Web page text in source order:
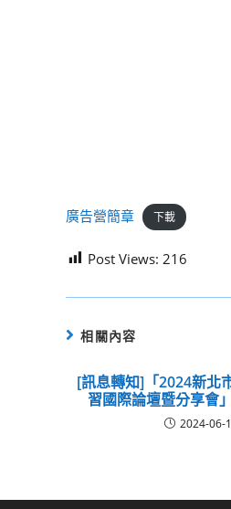
廣告營簡章 下載
Post Views: 216
相關內容
[訊息轉知]「2024新北
習國際論壇暨分享會
2024-06-